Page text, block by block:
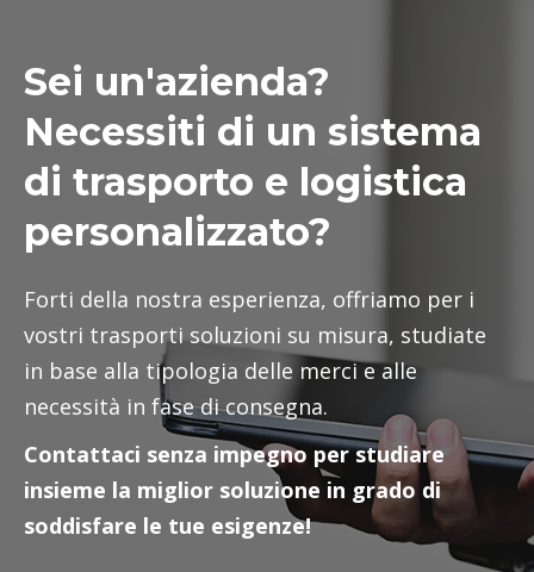
spedizione ADR roma sud
spedizione ADR santa palomba
spedizione ADR castelli romani
spedizione ADR ardea
spedizione ADR pomezia
spedizione ADR acilia
trasporto ADR pomezia
trasporto ADR roma sud
trasporto ADR santa palomba
trasporto ADR castelli romani
trasporto ADR ardea
trasporto ADR aprilia
trasporto ADR pomezia
Sei un'azienda?
Necessiti di un sistema
di trasporto e logistica
personalizzato?
Forti della nostra esperienza, offriamo per i
vostri trasporti soluzioni su misura, studiate
in base alla tipologia delle merci e alle
necessità in fase di consegna.
Contattaci senza impegno per studiare
insieme la miglior soluzione in grado di
soddisfare le tue esigenze!